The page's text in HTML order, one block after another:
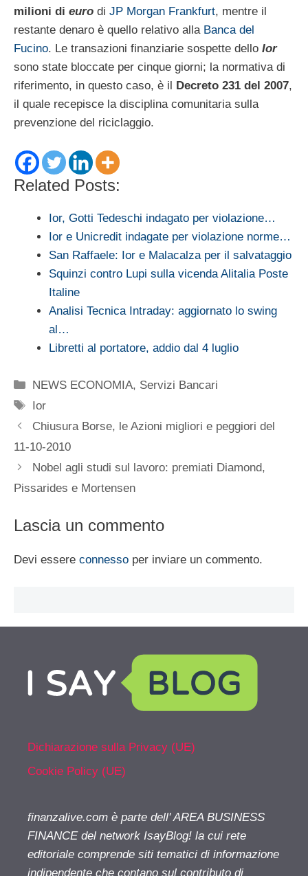
milioni di euro di JP Morgan Frankfurt, mentre il
restante denaro è quello relativo alla Banca del
Fucino. Le transazioni finanziarie sospette dello Ior
sono state bloccate per cinque giorni; la normativa di
riferimento, in questo caso, è il Decreto 231 del 2007,
il quale recepisce la disciplina comunitaria sulla
prevenzione del riciclaggio.
Related Posts:
Ior, Gotti Tedeschi indagato per violazione…
Ior e Unicredit indagate per violazione norme…
San Raffaele: Ior e Malacalza per il salvataggio
Squinzi contro Lupi sulla vicenda Alitalia Poste
Italine
Analisi Tecnica Intraday: aggiornato lo swing
al…
Libretti al portatore, addio dal 4 luglio
Categorie
NEWS ECONOMIA, Servizi Bancari
Tag
Ior
Chiusura Borse, le Azioni migliori e peggiori del
11-10-2010
Nobel agli studi sul lavoro: premiati Diamond,
Pissarides e Mortensen
Lascia un commento
Devi essere connesso per inviare un commento.
Dichiarazione sulla Privacy (UE)
Cookie Policy (UE)
finanzalive.com è parte dell' AREA BUSINESS
FINANCE del network IsayBlog! la cui rete
editoriale comprende siti tematici di informazione
indipendente che contano sul contributo di